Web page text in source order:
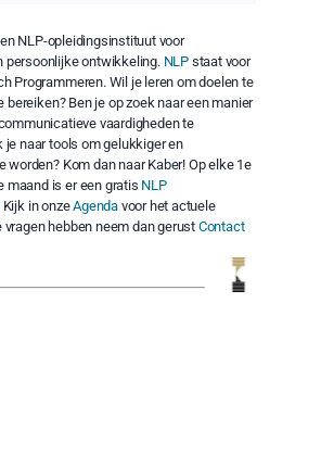
NLP-opleidingsinstituut voor
persoonlijke ontwikkeling. NLP staat voor
Programmeren. Wil je leren om doelen te
bereiken? Ben je op zoek naar een manier
vaardigheden te
je naar tools om gelukkiger en
worden? Kom dan naar Kaber! Op elke 1e
maand is er een gratis NLP
Kijk in onzeAgenda voor het actuele
vragen hebben neem dan gerust Contact